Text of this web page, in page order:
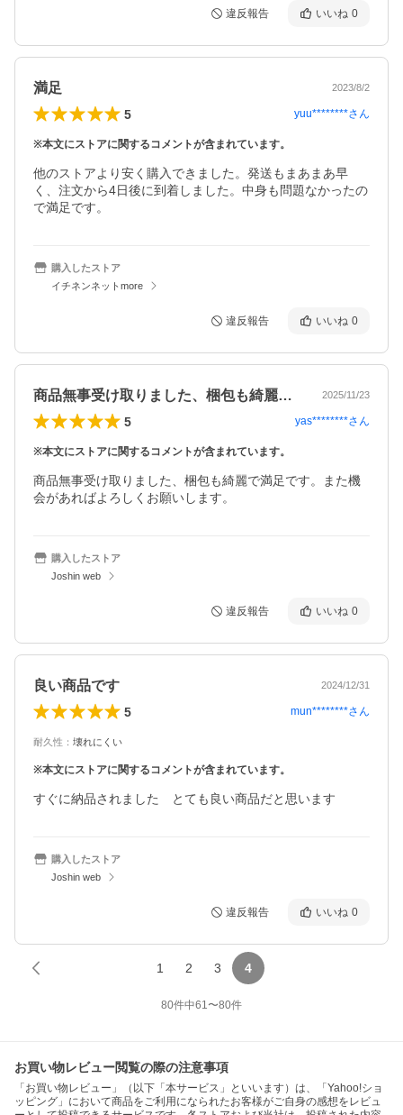
違反報告 いいね 0
満足 2023/8/2
5 yuu********さん
※本文にストアに関するコメントが含まれています。
他のストアより安く購入できました。発送もまあまあ早
く、注文から4日後に到着しました。中身も問題なかったの
で満足です。
購入したストア
イチネンネットmore
違反報告 いいね 0
商品無事受け取りました、梱包も綺麗で満… 2025/11/23
5 yas********さん
※本文にストアに関するコメントが含まれています。
商品無事受け取りました、梱包も綺麗で満足です。また機
会があればよろしくお願いします。
購入したストア
Joshin web
違反報告 いいね 0
良い商品です 2024/12/31
5 mun********さん
耐久性 ： 壊れにくい
※本文にストアに関するコメントが含まれています。
すぐに納品されました　とても良い商品だと思います
購入したストア
Joshin web
違反報告 いいね 0
1 2 3 4
80件中61〜80件
お買い物レビュー閲覧の際の注意事項
「お買い物レビュー」（以下「本サービス」といいます）は、「Yahoo!ショ
ッピング」において商品をご利用になられたお客様がご自身の感想をレビュ